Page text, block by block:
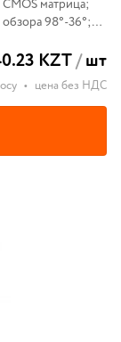
матрица;
98°-36°;
KZT/шт
• цена без НДС